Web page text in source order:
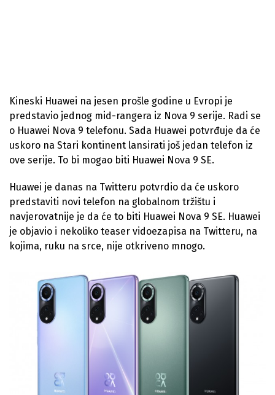
Kineski Huawei na jesen prošle godine u Evropi je
predstavio jednog mid-rangera iz Nova 9 serije. Radi se
o Huawei Nova 9 telefonu. Sada Huawei potvrđuje da će
uskoro na Stari kontinent lansirati još jedan telefon iz
ove serije. To bi mogao biti Huawei Nova 9 SE.
Huawei je danas na Twitteru potvrdio da će uskoro
predstaviti novi telefon na globalnom tržištu i
navjerovatnije je da će to biti Huawei Nova 9 SE. Huawei
je objavio i nekoliko teaser vidoezapisa na Twitteru, na
kojima, ruku na srce, nije otkriveno mnogo.